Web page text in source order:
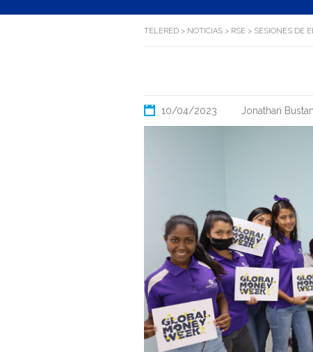
TELERED > NOTICIAS > RSE > SESIONES DE
10/04/2023 Jonathan